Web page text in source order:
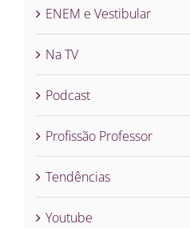
ENEM e Vestibular
Na TV
Podcast
Profissão Professor
Tendências
Youtube